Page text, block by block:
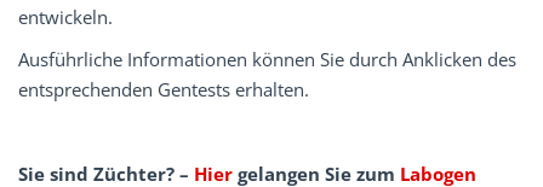
entwickeln.
Ausführliche Informationen können Sie durch Anklicken des
entsprechenden Gentests erhalten.
Sie sind Züchter? – Hier gelangen Sie zum Labogen